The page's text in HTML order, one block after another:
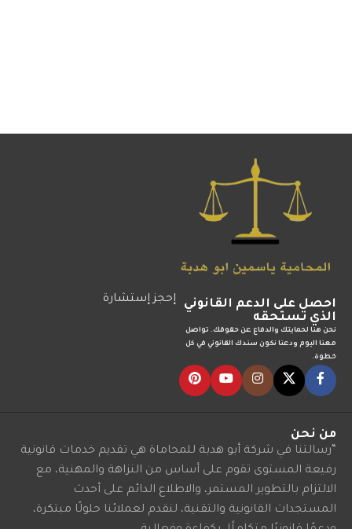
احصل على الدعم القانوني
الذي تستحقه
نحن هنا لحمايتك والدفاع عن حقوقك. تواصل
معنا اليوم ودعنا نكون سندك القانوني في كل
خطوة.
إحجز إستشارة
من نحن
“رسالتنا في شركة أبو هدبة للمحاماة هي تقديم خدمات قانونية
رفيعة المستوى تقوم على أساس من النزاهة والمهنية، مع
الالتزام بالتطوير المستمر، والاطلاع الدائم على أحدث
المستجدات القانونية والتقنية، لنقدم لعملائنا حلولًا مبتكرة،